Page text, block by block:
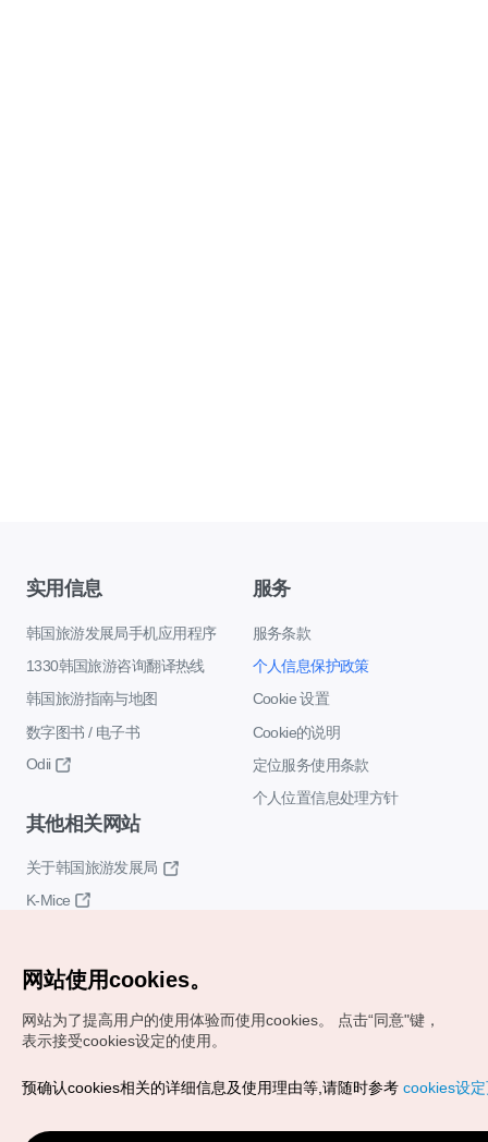
实用信息
韩国旅游发展局手机应用程序
1330韩国旅游咨询翻译热线
韩国旅游指南与地图
数字图书 / 电子书
Odii
服务
服务条款
个人信息保护政策
Cookie 设置
Cookie的说明
定位服务使用条款
个人位置信息处理方针
其他相关网站
关于韩国旅游发展局
K-Mice
Copyrights (c) 韩国旅游发展局版权所有
VISITKOREA官方邮箱
网站使用cookies。
网站为了提高用户的使用体验而使用cookies。
点击“同意"键，
表示接受cookies设定的使用。
预确认cookies相关的详细信息及使用理由等,请随时参考 cookies设